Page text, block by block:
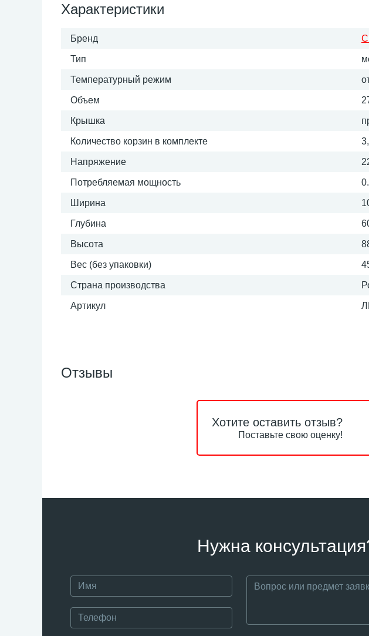
Характеристики
Бренд
Тип
Температурный режим
Объем
Крышка
Количество корзин в комплекте
Напряжение
Потребляемая мощность
Ширина
Глубина
Высота
Вес (без упаковки)
Страна производства
Артикул
Отзывы
Хотите оставить отзыв?
Поставьте свою оценку!
Нужна